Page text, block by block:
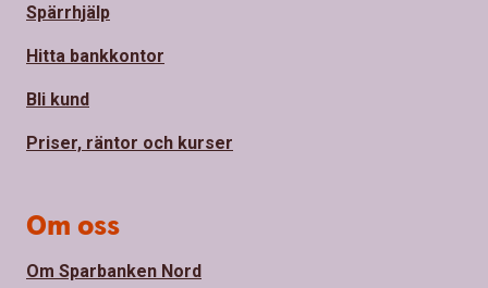
Spärrhjälp
Hitta bankkontor
Bli kund
Priser, räntor och kurser
Om oss
Om Sparbanken Nord